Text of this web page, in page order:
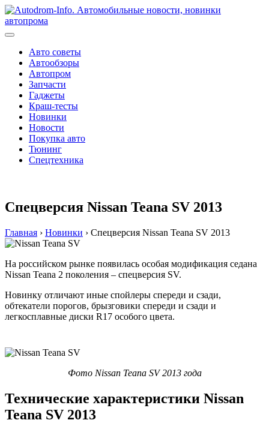
Перейти
к
содержимому
Авто советы
Автообзоры
Автопром
Запчасти
Гаджеты
Краш-тесты
Новинки
Новости
Покупка авто
Тюнинг
Спецтехника
Спецверсия Nissan Teana SV 2013
Главная › Новинки › Спецверсия Nissan Teana SV 2013
На российском рынке появилась особая модификация седана
Nissan Teana 2 поколения – спецверсия SV.
Новинку отличают иные спойлеры спереди и сзади,
обтекатели порогов, брызговики спереди и сзади и
легкосплавные диски R17 особого цвета.
Фото Nissan Teana SV 2013 года
Технические характеристики Nissan
Teana SV 2013